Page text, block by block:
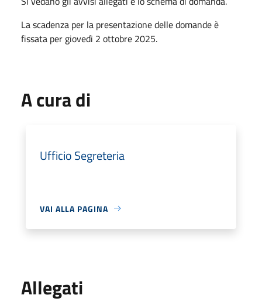
La scadenza per la presentazione delle domande è
fissata per giovedì 2 ottobre 2025.
A cura di
Ufficio Segreteria
VAI ALLA PAGINA
Allegati